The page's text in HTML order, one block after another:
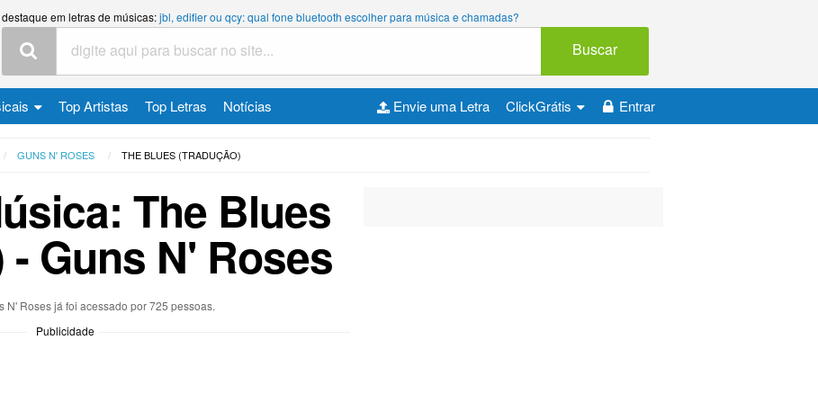
destaque em letras de músicas:jbl, edifier ou qcy: qual fone bluetooth escolher para música e chamadas?
Buscar
Top Artistas Top Letras Notícias Entrar
ClickGrátis
Envie uma Letra
GUNS N' ROSES THE BLUES (TRADUÇÃO)
The Blues
- Guns N' Roses
N' Roses já foi acessado por 725 pessoas.
Publicidade